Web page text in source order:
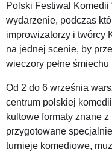
Polski Festiwal Komedii
wydarzenie, podczas
improwizatorzy i twórcy
na jednej scenie, by
wieczory pełne
Od 2 do 6 września
centrum polskiej
kultowe formaty znane
przygotowane
turnieje komediowe,